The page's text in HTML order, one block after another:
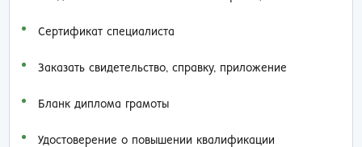
Сертификат специалиста
Заказать cвидетельство, справку, приложение
Бланк диплома грамоты
Удостоверение о повышении квалификации